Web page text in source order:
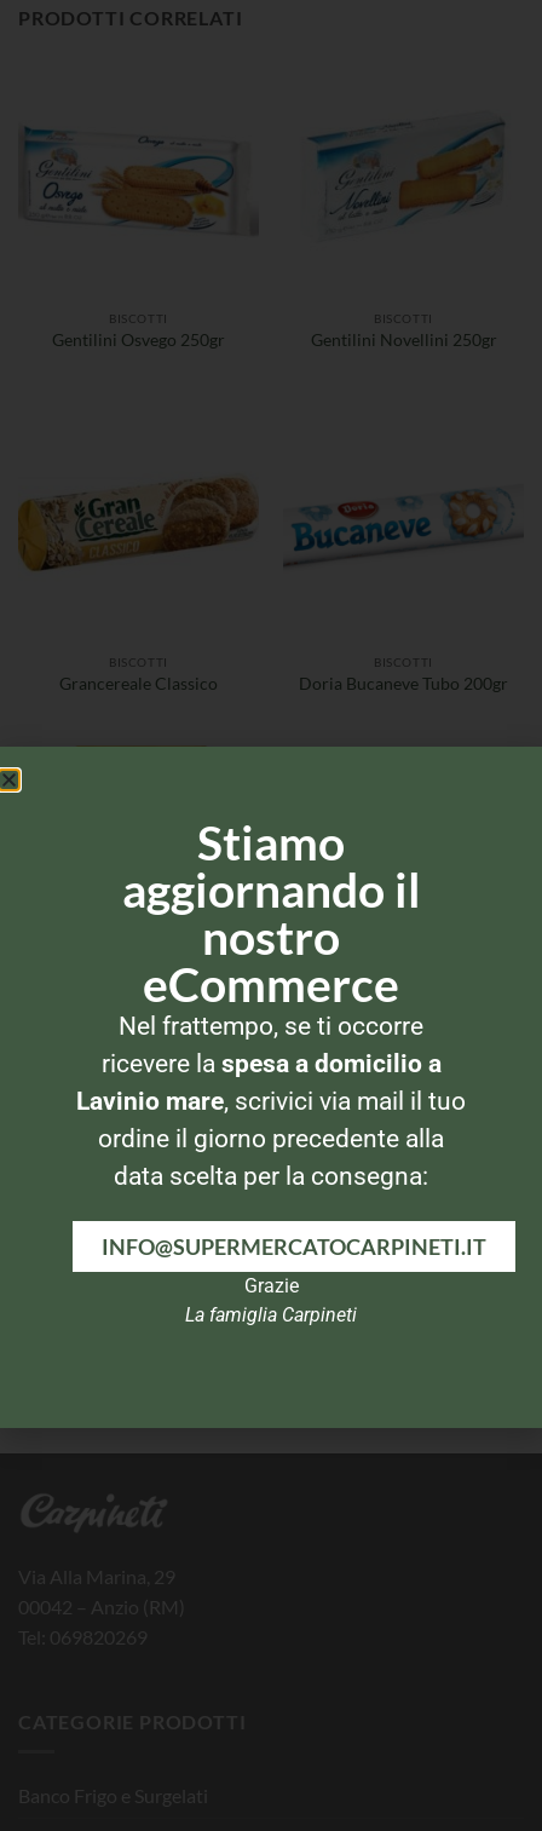
PRODOTTI CORRELATI
BISCOTTI
Gentilini Osvego 250gr
BISCOTTI
Gentilini Novellini 250gr
BISCOTTI
Grancereale Classico
BISCOTTI
Doria Bucaneve Tubo 200gr
BISCOTTI
Mulino Bianco Batticuori
BISCOTTI
Oro Saiwa Cruscoro
Via Alla Marina, 29
00042 – Anzio (RM)
Tel: 069820269
CATEGORIE PRODOTTI
Banco Frigo e Surgelati
Stiamo
aggiornando il
nostro
eCommerce
Nel frattempo, se ti occorre
ricevere la spesa a domicilio a
Lavinio mare, scrivici via mail il tuo
ordine il giorno precedente alla
data scelta per la consegna:
INFO@SUPERMERCATOCARPINETI.IT
Grazie
La famiglia Carpineti